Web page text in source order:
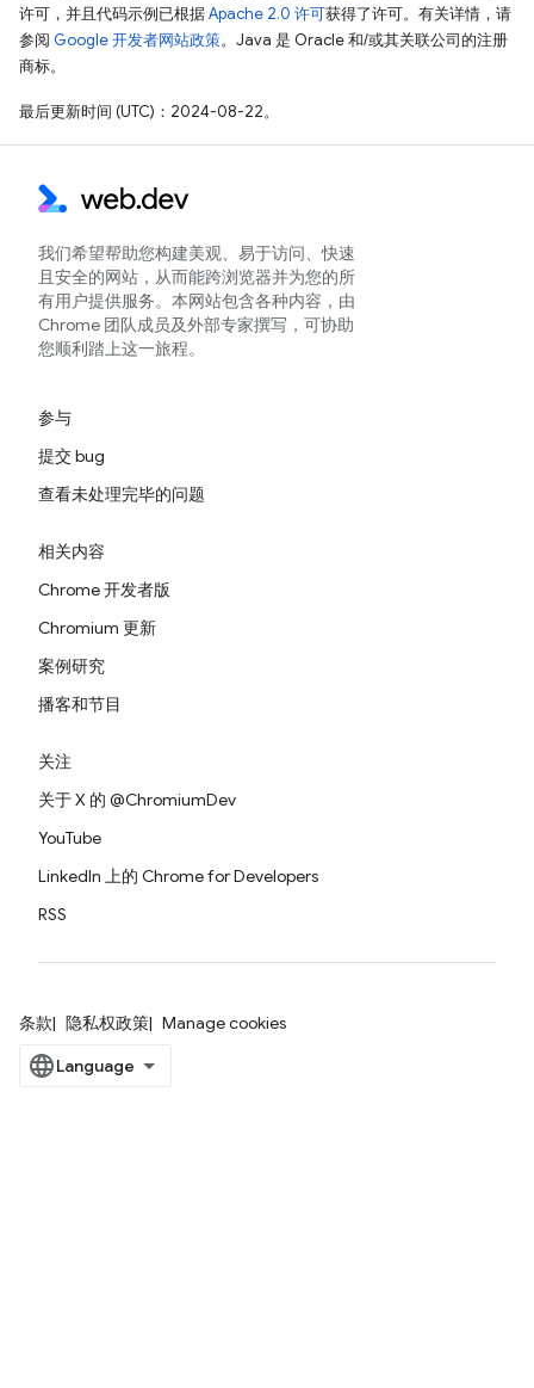
许可，并且代码示例已根据Apache 2.0 许可获得了许可。有关详情，请
参阅 Google 开发者网站政策。Java 是 Oracle 和/或其关联公司的注册
商标。
最后更新时间 (UTC)：2024-08-22。
我们希望帮助您构建美观、易于访问、快速
且安全的网站，从而能跨浏览器并为您的所
有用户提供服务。本网站包含各种内容，由
Chrome 团队成员及外部专家撰写，可协助
您顺利踏上这一旅程。
参与
提交 bug
查看未处理完毕的问题
相关内容
Chrome 开发者版
Chromium 更新
案例研究
播客和节目
关注
关于 X 的 @ChromiumDev
YouTube
LinkedIn 上的 Chrome for Developers
RSS
条款 隐私权政策 Manage cookies